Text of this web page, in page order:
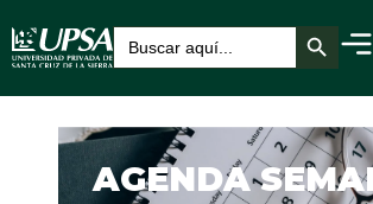
Buscar: Botón de búsqueda
AGENDA